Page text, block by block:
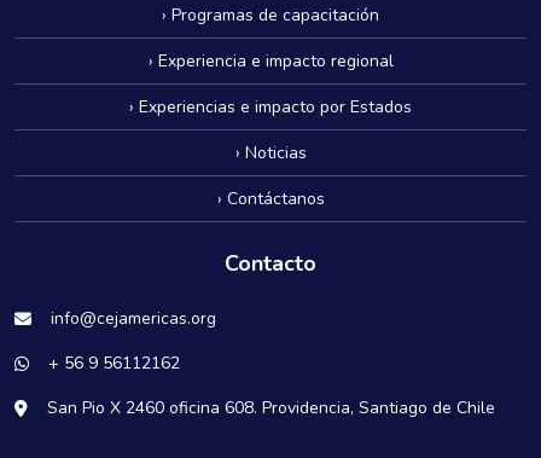
› Programas de capacitación
› Experiencia e impacto regional
› Experiencias e impacto por Estados
› Noticias
› Contáctanos
Contacto
info@cejamericas.org
+ 56 9 56112162
San Pio X 2460 oficina 608. Providencia, Santiago de Chile